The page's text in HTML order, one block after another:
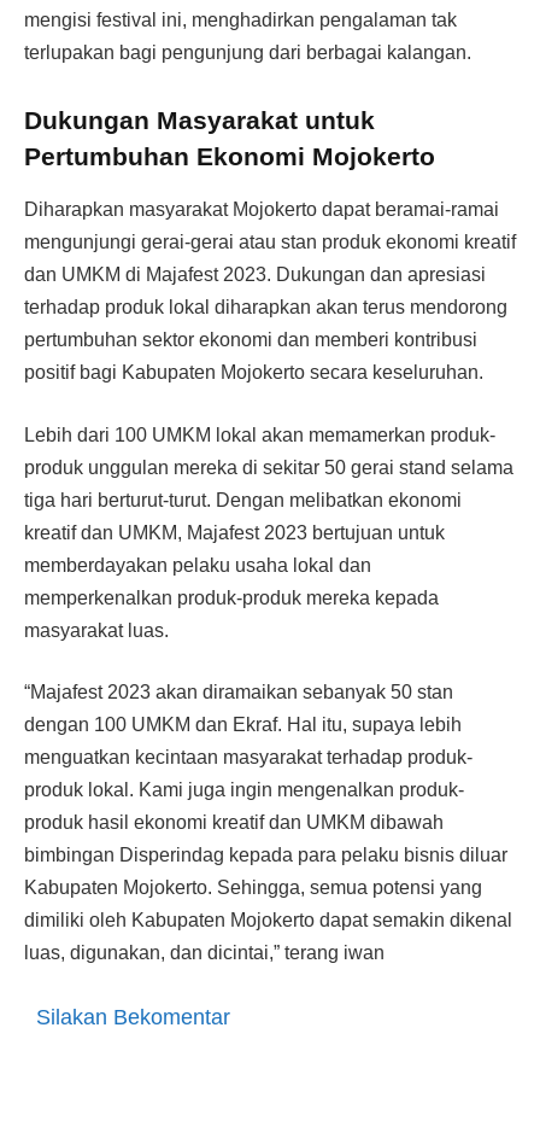
mengisi festival ini, menghadirkan pengalaman tak
terlupakan bagi pengunjung dari berbagai kalangan.
Dukungan Masyarakat untuk
Pertumbuhan Ekonomi Mojokerto
Diharapkan masyarakat Mojokerto dapat beramai-ramai
mengunjungi gerai-gerai atau stan produk ekonomi kreatif
dan UMKM di Majafest 2023. Dukungan dan apresiasi
terhadap produk lokal diharapkan akan terus mendorong
pertumbuhan sektor ekonomi dan memberi kontribusi
positif bagi Kabupaten Mojokerto secara keseluruhan.
Lebih dari 100 UMKM lokal akan memamerkan produk-
produk unggulan mereka di sekitar 50 gerai stand selama
tiga hari berturut-turut. Dengan melibatkan ekonomi
kreatif dan UMKM, Majafest 2023 bertujuan untuk
memberdayakan pelaku usaha lokal dan
memperkenalkan produk-produk mereka kepada
masyarakat luas.
“Majafest 2023 akan diramaikan sebanyak 50 stan
dengan 100 UMKM dan Ekraf. Hal itu, supaya lebih
menguatkan kecintaan masyarakat terhadap produk-
produk lokal. Kami juga ingin mengenalkan produk-
produk hasil ekonomi kreatif dan UMKM dibawah
bimbingan Disperindag kepada para pelaku bisnis diluar
Kabupaten Mojokerto. Sehingga, semua potensi yang
dimiliki oleh Kabupaten Mojokerto dapat semakin dikenal
luas, digunakan, dan dicintai,” terang iwan
Silakan Bekomentar